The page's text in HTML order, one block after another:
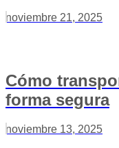
noviembre 21, 2025
Cómo
forma segura
noviembre 13, 2025